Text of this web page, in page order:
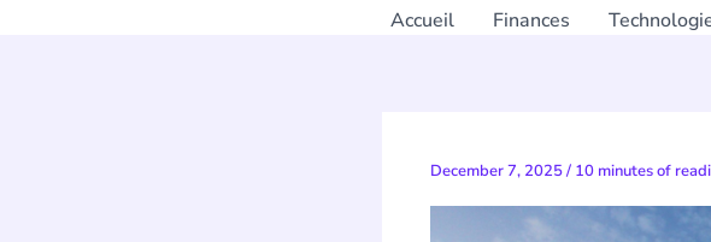
Accueil Finances
December 7, 2025/ 10 minutes of